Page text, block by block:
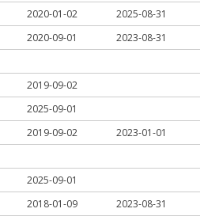
2020-01-02
2025-08-31
2020-09-01
2023-08-31
2019-09-02
2025-09-01
2019-09-02
2023-01-01
2025-09-01
2018-01-09
2023-08-31